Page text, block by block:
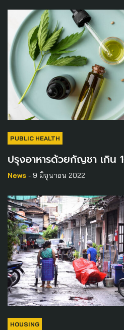
PUBLIC HEALTH
ปรุงอาหารด้วยกัญชา เกิน
News - 9 มิถุนายน 2022
HOUSING